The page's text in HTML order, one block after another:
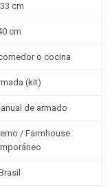
cm
cm
o cocina
(kit)
de armado
/ Farmhouse